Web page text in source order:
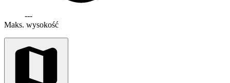
---
Maks. wysokość